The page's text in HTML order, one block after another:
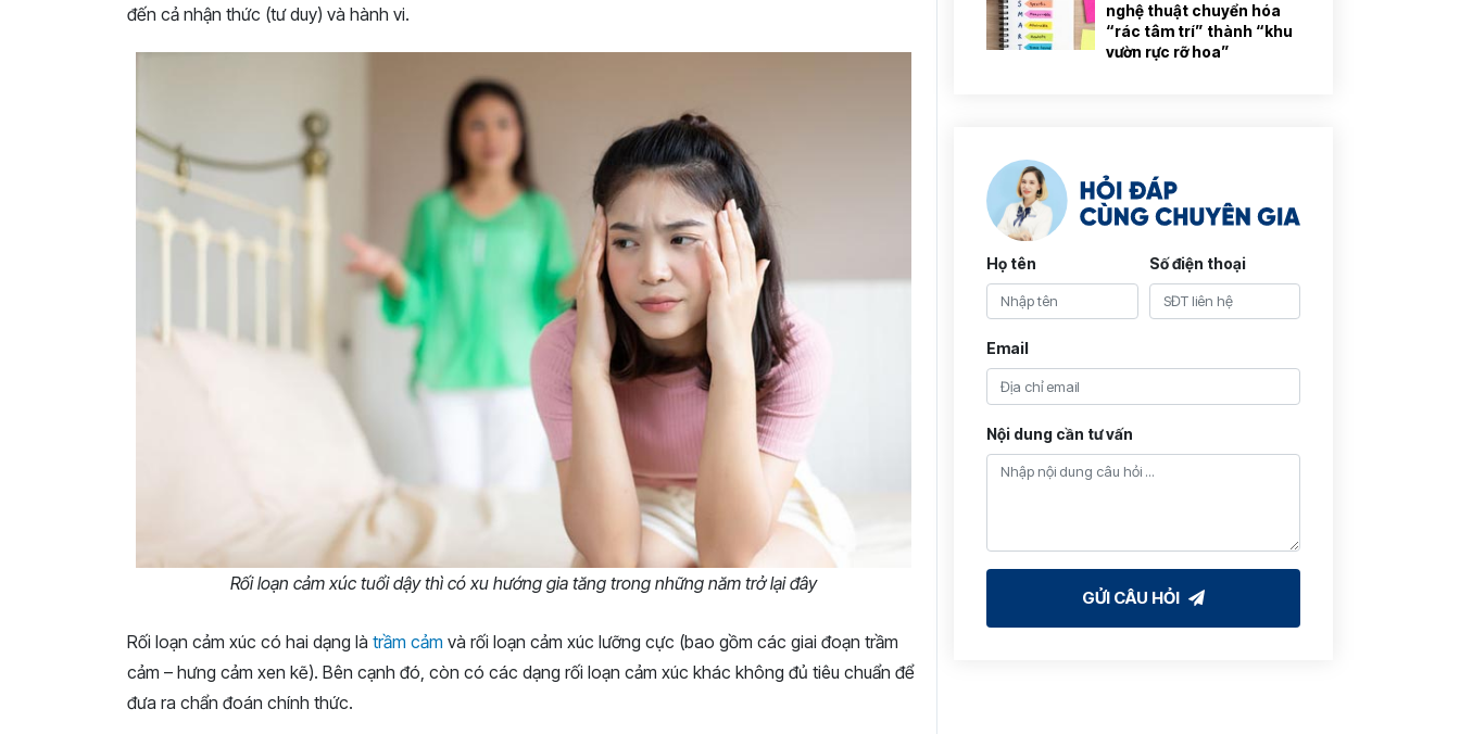
đến cả nhận thức (tư duy) và hành vi.
Rối loạn cảm xúc tuổi dậy thì có xu hướng gia tăng trong những năm trở lại đây
Rối loạn cảm xúc có hai dạng là trầm cảm và rối loạn cảm xúc lưỡng cực (bao gồm các giai đoạn trầm
cảm – hưng cảm xen kẽ). Bên cạnh đó, còn có các dạng rối loạn cảm xúc khác không đủ tiêu chuẩn để
đưa ra chẩn đoán chính thức.
nghệ thuật chuyển hóa
“rác tâm trí” thành “khu
vườn rực rỡ hoa”
Họ tên Số điện thoại
Email
Nội dung cần tư vấn
GỬI CÂU HỎI